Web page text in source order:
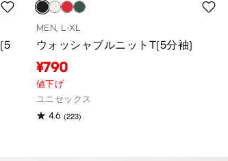
MEN, L-XL
ウォッシャブルニットT(5分袖)
¥790
値下げ
ユニセックス
4.6 (223)